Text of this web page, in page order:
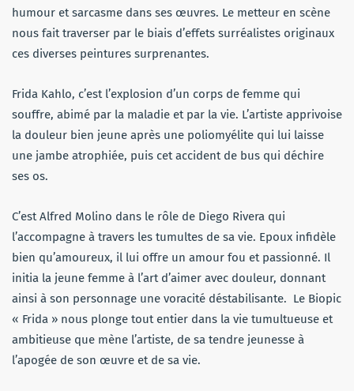
humour et sarcasme dans ses œuvres. Le metteur en scène
nous fait traverser par le biais d’effets surréalistes originaux
ces diverses peintures surprenantes.
Frida Kahlo, c’est l’explosion d’un corps de femme qui
souffre, abimé par la maladie et par la vie. L’artiste apprivoise
la douleur bien jeune après une poliomyélite qui lui laisse
une jambe atrophiée, puis cet accident de bus qui déchire
ses os.
C’est Alfred Molino dans le rôle de Diego Rivera qui
l’accompagne à travers les tumultes de sa vie. Epoux infidèle
bien qu’amoureux, il lui offre un amour fou et passionné. Il
initia la jeune femme à l’art d’aimer avec douleur, donnant
ainsi à son personnage une voracité déstabilisante. Le Biopic
« Frida » nous plonge tout entier dans la vie tumultueuse et
ambitieuse que mène l’artiste, de sa tendre jeunesse à
l’apogée de son œuvre et de sa vie.